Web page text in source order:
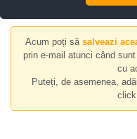
Acum poți să salveazi
prin e-mail atunci când
cu
Puteți, de asemenea,
click